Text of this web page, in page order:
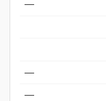
―
―
―